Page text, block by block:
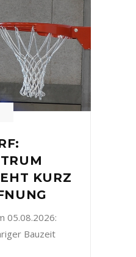
KURZ
05.08.2026:
Bauzeit